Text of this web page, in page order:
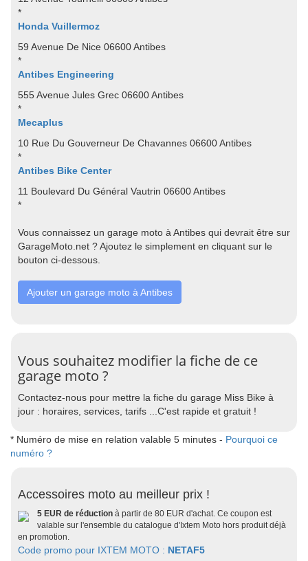
*
Honda Vuillermoz
59 Avenue De Nice 06600 Antibes
*
Antibes Engineering
555 Avenue Jules Grec 06600 Antibes
*
Mecaplus
10 Rue Du Gouverneur De Chavannes 06600 Antibes
*
Antibes Bike Center
11 Boulevard Du Général Vautrin 06600 Antibes
*
Vous connaissez un garage moto à Antibes qui devrait être sur
GarageMoto.net ? Ajoutez le simplement en cliquant sur le
bouton ci-dessous.
Ajouter un garage moto à Antibes
Vous souhaitez modifier la fiche de ce
garage moto ?
Contactez-nous pour mettre la fiche du garage Miss Bike à
jour : horaires, services, tarifs ...C'est rapide et gratuit !
* Numéro de mise en relation valable 5 minutes - Pourquoi ce
numéro ?
Accessoires moto au meilleur prix !
5 EUR de réduction à partir de 80 EUR d'achat. Ce coupon est
valable sur l'ensemble du catalogue d'Ixtem Moto hors produit déjà
en promotion.
Code promo pour IXTEM MOTO : NETAF5